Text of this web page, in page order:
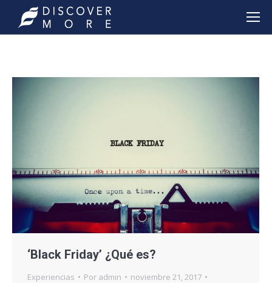
‘Black Friday’ ¿Qué es?
Experiencias Por admin
noviembre 21, 2017